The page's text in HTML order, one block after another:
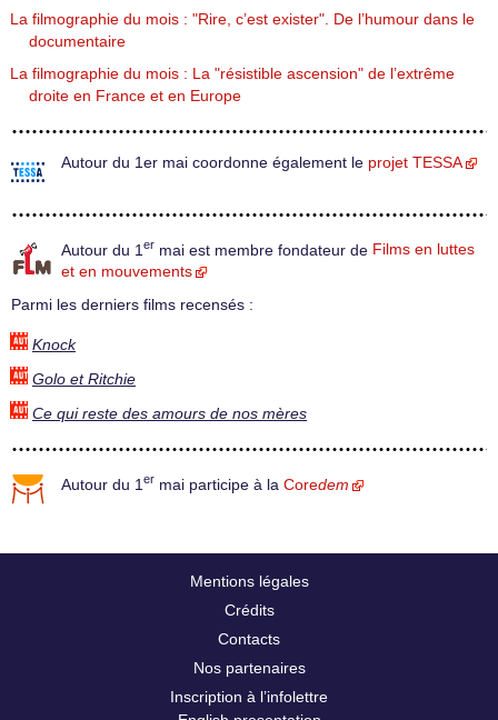
La filmographie du mois : "Rire, c’est exister". De l’humour dans le
documentaire
La filmographie du mois : La "résistible ascension" de l’extrême
droite en France et en Europe
Autour du 1er mai coordonne également le projet TESSA
Autour du 1 er mai est membre fondateur de Films en luttes
et en mouvements
Parmi les derniers films recensés :
Knock
Golo et Ritchie
Ce qui reste des amours de nos mères
Autour du 1 er mai participe à la Coredem
Mentions légales
Crédits
Contacts
Nos partenaires
Inscription à l’infolettre